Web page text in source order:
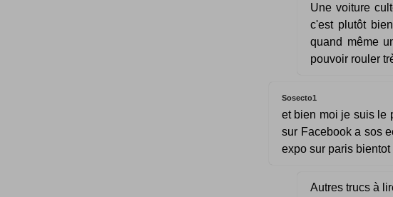
Une voiture
c'est plutôt
quand même
pouvoir rouler
Sosecto1
et bien moi je suis le
sur Facebook a sos
expo sur paris bientot
Autres trucs à